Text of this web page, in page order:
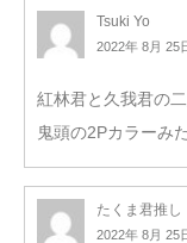
Tsuki Yo
2022年 8月 25
紅林君と久我君の
鬼頭の2Pカラーみ
たくま君推し
2022年 8月 25